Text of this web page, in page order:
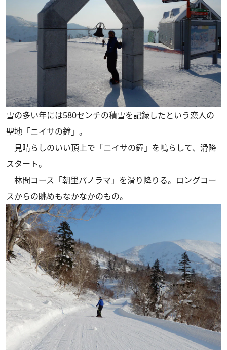
雪の多い年には580センチの積雪を記録したという恋人の
聖地「ニイサの鐘」。
見晴らしのいい頂上で「ニイサの鐘」を鳴らして、滑降
スタート。
林間コース「朝里パノラマ」を滑り降りる。ロングコー
スからの眺めもなかなかのもの。